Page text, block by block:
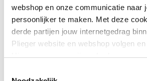
webshop en onze communicatie naar
persoonlijker te maken. Met deze
derde partijen jouw internetgedrag
Plieger website en webshop volgen
Hiermee passen wij en derden onze
Plaats waskom(men) Links
Hoogte 295
Toon meer
Downloads
Conformiteitsverklaring